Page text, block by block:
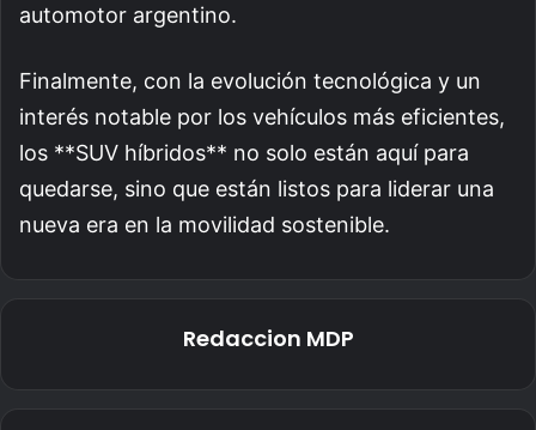
automotor argentino.
Finalmente, con la evolución tecnológica y un
interés notable por los vehículos más eficientes,
los **SUV híbridos** no solo están aquí para
quedarse, sino que están listos para liderar una
nueva era en la movilidad sostenible.
Redaccion MDP